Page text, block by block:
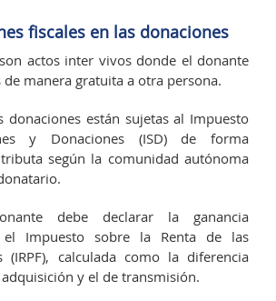
fiscales en las donaciones
actos inter vivos donde el donante
manera gratuita a otra persona.
donaciones están sujetas al Impuesto
y Donaciones (ISD) de forma
según la comunidad autónoma
debe declarar la ganancia
Impuesto sobre la Renta de las
(IRPF), calculada como la diferencia
y el de transmisión.